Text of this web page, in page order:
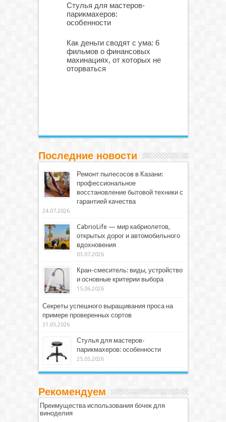
Стулья для мастеров-
парикмахеров:
особенности
Как деньги сводят с ума: 6
фильмов о финансовых
махинациях, от которых не
оторваться
Последние новости
Ремонт пылесосов в Казани:
профессиональное
восстановление бытовой техники с
гарантией качества
24.07.2026
CabrioLife — мир кабриолетов,
открытых дорог и автомобильного
вдохновения
03.07.2026
Кран-смеситель: виды, устройство
и основные критерии выбора
15.06.2026
Секреты успешного выращивания проса на
примере проверенных сортов
31.05.2026
Стулья для мастеров-
парикмахеров: особенности
25.05.2026
Рекомендуем
Преимущества использования бочек для
виноделия